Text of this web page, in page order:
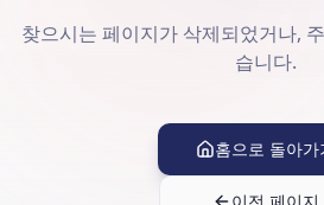
찾으시는 페이지가 삭제되었거나,
습니다.
홈으로 돌아가